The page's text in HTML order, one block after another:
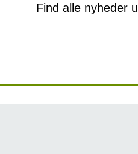
Find alle nyheder